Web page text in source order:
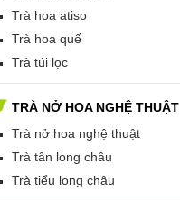
Trà hoa atiso
Trà hoa quế
Trà túi lọc
TRÀ NỞ HOA NGHỆ THUẬT
Trà nở hoa nghệ thuật
Trà tân long châu
Trà tiểu long châu